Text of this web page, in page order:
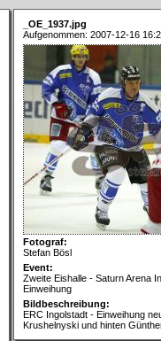
_OE_1937.jpg
Aufgenommen: 2007-12-16
Fotograf:
Stefan Bösl
Event:
Zweite Eishalle - Saturn Arena
Einweihung
Bildbeschreibung:
ERC Ingolstadt - Einweihung
Krushelnyski und hinten